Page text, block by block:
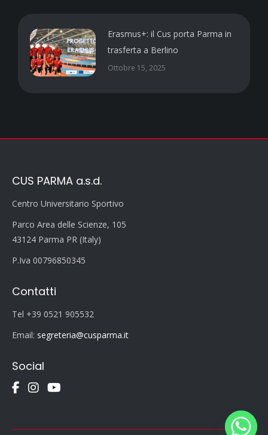
Erasmus+: il Cus porta Parma in
trasferta a Berlino
Ottobre 15, 2025
CUS PARMA a.s.d.
Centro Universitario Sportivo
Parco Area delle Scienze, 105
43124 Parma PR (Italy)
P.Iva 00796850345
Contatti
Tel +39 0521 905532
Email: segreteria@cusparma.it
Social